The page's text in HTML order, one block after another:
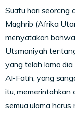
Suatu hari seorang
Maghrib (Afrika
menyatakan
Utsmaniyah
yang telah lama dia
Al-Fatih, yang
itu, memerintahkan
semua ulama harus